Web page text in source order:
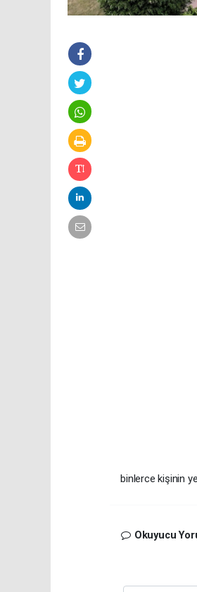
binlerce kişinin
Okuyucu